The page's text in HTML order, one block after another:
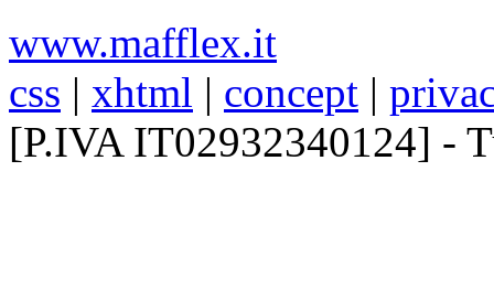
www.mafflex.it
css | xhtml | concept |
[P.IVA IT02932340124] -